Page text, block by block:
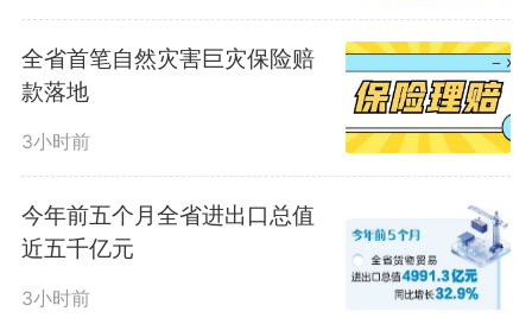
是，黄山市尝试用商业保险的方
式，来提升应对灾害的效率。
今年4月30日，黄山市财政局
和人保财险黄山市分公司签下了全
省第一份自然灾害巨灾保险服务合
全省首笔自然灾害巨灾保险赔
款落地
3小时前
今年前五个月全省进出口总值
近五千亿元
3小时前